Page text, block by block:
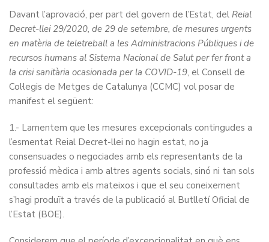
Davant l’aprovació, per part del govern de l’Estat, del Reial
Decret-llei 29/2020, de 29 de setembre, de mesures urgents
en matèria de teletreball a les Administracions Públiques i de
recursos humans al Sistema Nacional de Salut per fer front a
la crisi sanitària ocasionada per la COVID-19, el Consell de
Col·legis de Metges de Catalunya (CCMC) vol posar de
manifest el següent:
1.- Lamentem que les mesures excepcionals contingudes a
l’esmentat Reial Decret-llei no hagin estat, no ja
consensuades o negociades amb els representants de la
professió mèdica i amb altres agents socials, sinó ni tan sols
consultades amb els mateixos i que el seu coneixement
s’hagi produït a través de la publicació al Butlletí Oficial de
l’Estat (BOE).